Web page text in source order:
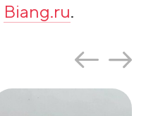
Biang.ru.